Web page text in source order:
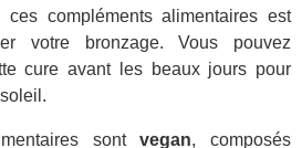
compléments alimentaires est
votre bronzage. Vous pouvez
cure avant les beaux jours pour
sontvegan, composés